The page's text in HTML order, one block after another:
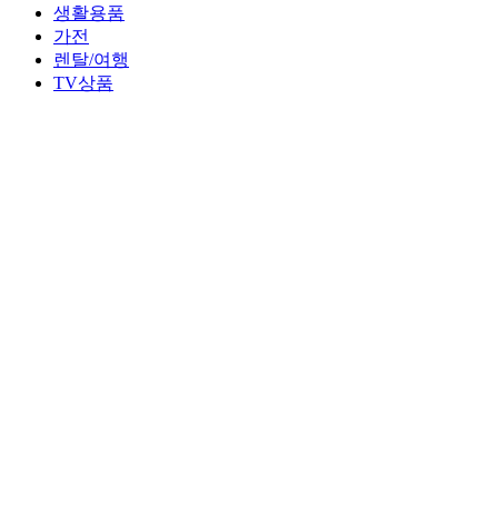
생활용품
가전
렌탈/여행
TV상품